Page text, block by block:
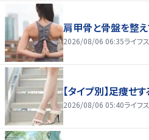
肩甲骨と骨盤を整
2026/08/06 06:35ライフ
【タイプ別】足痩せ
2026/08/06 05:40ライフ